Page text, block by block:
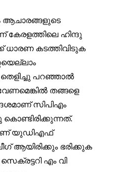
Followers
ആചാരങ്ങളുടെ
ഹിന്ദു
ധാരണ കടത്തിവിടുക
പറഞ്ഞാൽ
തങ്ങളെ
സിപിഎം
കൊണ്ടിരിക്കുന്നത്.
യുഡിഎഫ്
ആയിരിക്കും ഭരിക്കുക
എം വി